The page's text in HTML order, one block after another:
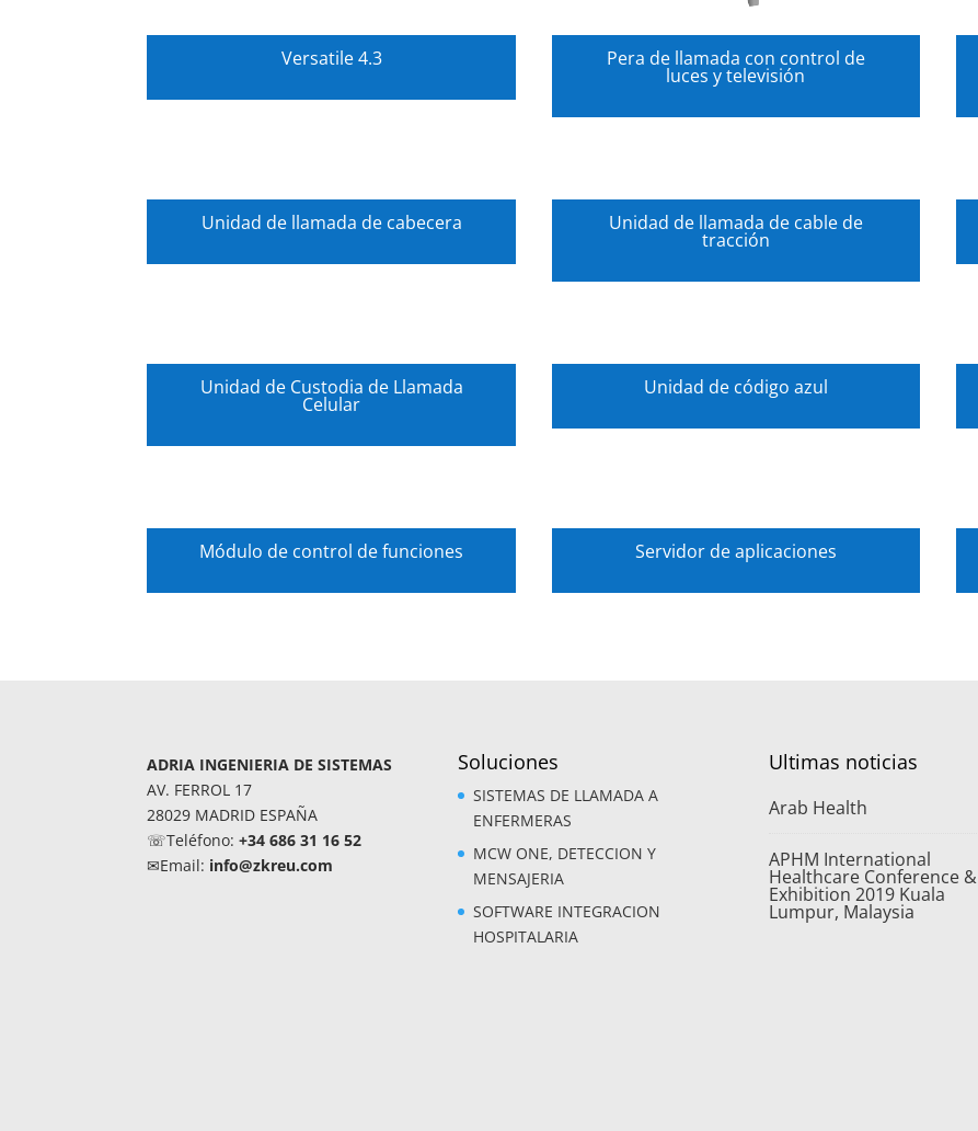
Versatile 4.3 Pera de llamada con control de
luces y televisión
Unidad de llamada de cabecera Unidad de llamada de cable de
tracción
Unidad de Custodia de Llamada
Celular
Unidad de código azul
Módulo de control de funciones Servidor de aplicaciones
ADRIA INGENIERIA DE SISTEMAS
AV. FERROL 17
28029 MADRID ESPAÑA
☏Teléfono:+34 686 31 16 52
✉Email: info@zkreu.com
Soluciones
SISTEMAS DE LLAMADA A
ENFERMERAS
MCW ONE, DETECCION Y
MENSAJERIA
SOFTWARE INTEGRACION
HOSPITALARIA
Ultimas noticias
Arab Health
APHM International
Healthcare Conference &
Exhibition 2019 Kuala
Lumpur, Malaysia